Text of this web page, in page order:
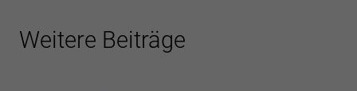
Weitere Beiträge
helfen uns zu verstehen, wie unsere Besucher unsere Website nutzen.